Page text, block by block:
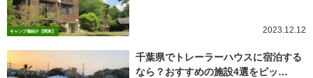
キャンプ場紹介【関東】 2023.12.12
千葉県でトレーラーハウスに宿泊する
なら？おすすめの施設4選をピッ…